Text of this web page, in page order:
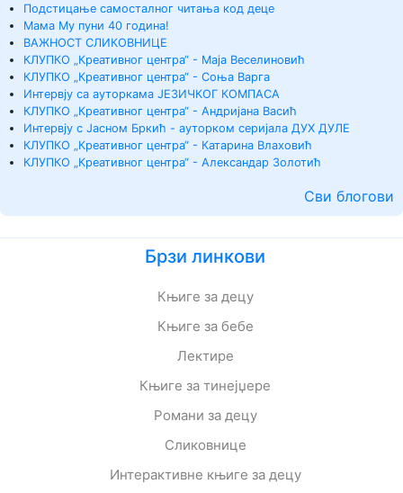
Подстицање самосталног читања код деце
Мама Му пуни 40 година!
ВАЖНОСТ СЛИКОВНИЦЕ
КЛУПКО „Креативног центра“ - Маја Веселиновић
КЛУПКО „Креативног центра“ - Соња Варга
Интервју са ауторкама ЈЕЗИЧКОГ КОМПАСА
КЛУПКО „Креативног центра“ - Андријана Васић
Интервју с Јасном Бркић - ауторком серијала ДУХ ДУЛЕ
КЛУПКО „Креативног центра“ - Катарина Влаховић
КЛУПКО „Креативног центра“ - Александар Золотић
Сви блогови
Брзи линкови
Књиге за децу
Књиге за бебе
Лектире
Књиге за тинејџере
Романи за децу
Сликовнице
Интерактивне књиге за децу